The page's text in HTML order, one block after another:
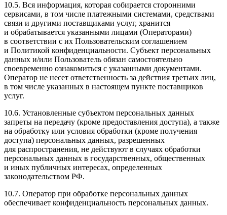
10.5. Вся информация, которая собирается сторонними
сервисами, в том числе платежными системами, средствами
связи и другими поставщиками услуг, хранится
и обрабатывается указанными лицами (Операторами)
в соответствии с их Пользовательским соглашением
и Политикой конфиденциальности. Субъект персональных
данных и/или Пользователь обязан самостоятельно
своевременно ознакомиться с указанными документами.
Оператор не несет ответственность за действия третьих лиц,
в том числе указанных в настоящем пункте поставщиков
услуг.
10.6. Установленные субъектом персональных данных
запреты на передачу (кроме предоставления доступа), а также
на обработку или условия обработки (кроме получения
доступа) персональных данных, разрешенных
для распространения, не действуют в случаях обработки
персональных данных в государственных, общественных
и иных публичных интересах, определенных
законодательством РФ.
10.7. Оператор при обработке персональных данных
обеспечивает конфиденциальность персональных данных.